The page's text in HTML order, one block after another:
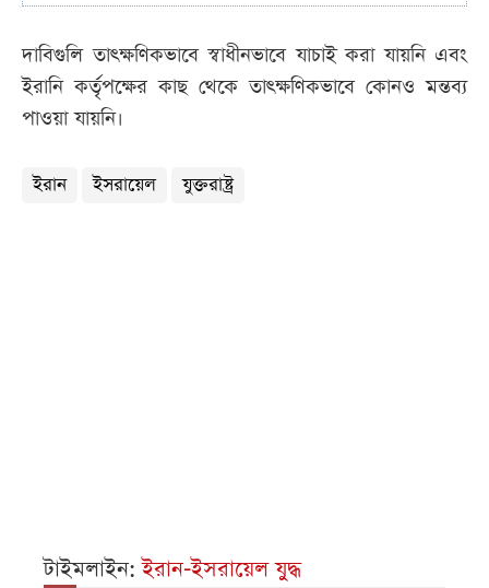
দাবিগুলি তাৎক্ষণিকভাবে স্বাধীনভাবে যাচাই করা যায়নি এবং
ইরানি কর্তৃপক্ষের কাছ থেকে তাৎক্ষণিকভাবে কোনও মন্তব্য
পাওয়া যায়নি।
ইরান ইসরায়েল যুক্তরাষ্ট্র
টাইমলাইন:ইরান-ইসরায়েল যুদ্ধ